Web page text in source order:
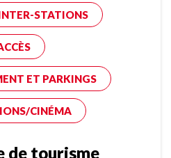
STATIONS
ET PARKINGS
CINÉMA
tourisme